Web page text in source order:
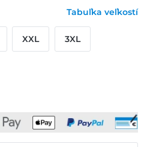
Tabuľka veľkostí
XXL 3XL